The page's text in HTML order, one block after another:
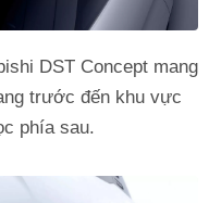
DST Concept mang
trước đến khu vực
phía sau.